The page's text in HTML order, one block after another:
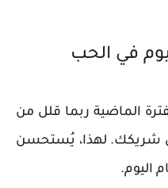
في الحب
الماضية ربما قلل من
شريكك. لهذا، يُستحسن
اليوم.